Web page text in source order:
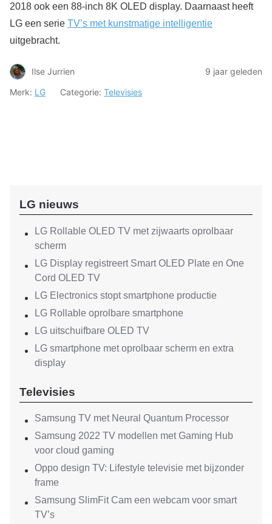
2018 ook een 88-inch 8K OLED display. Daarnaast heeft
LG een serie TV’s met kunstmatige intelligentie
uitgebracht.
Ilse Jurrien
9 jaar geleden
Merk: LG Categorie: Televisies
LG nieuws
LG Rollable OLED TV met zijwaarts oprolbaar
scherm
LG Display registreert Smart OLED Plate en One
Cord OLED TV
LG Electronics stopt smartphone productie
LG Rollable oprolbare smartphone
LG uitschuifbare OLED TV
LG smartphone met oprolbaar scherm en extra
display
Televisies
Samsung TV met Neural Quantum Processor
Samsung 2022 TV modellen met Gaming Hub
voor cloud gaming
Oppo design TV: Lifestyle televisie met bijzonder
frame
Samsung SlimFit Cam een webcam voor smart
TV’s